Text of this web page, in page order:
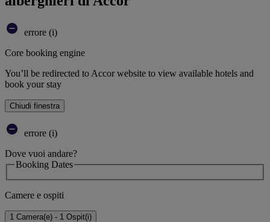
errore (i)
Core booking engine
You’ll be redirected to Accor website to view available hotels and
book your stay
Chiudi finestra
errore (i)
Dove vuoi andare?
Booking Dates
Camere e ospiti
1 Camera(e) - 1 Ospit(i)